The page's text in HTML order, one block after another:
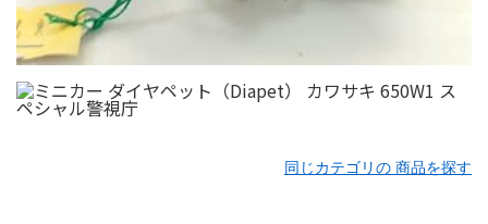
同じカテゴリの 商品を探す